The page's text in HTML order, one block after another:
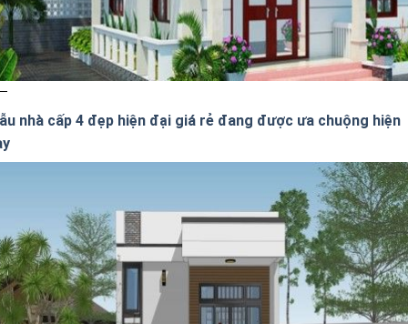
nhà cấp 4 đẹp hiện đại giá rẻ đang được ưa chuộng hiện